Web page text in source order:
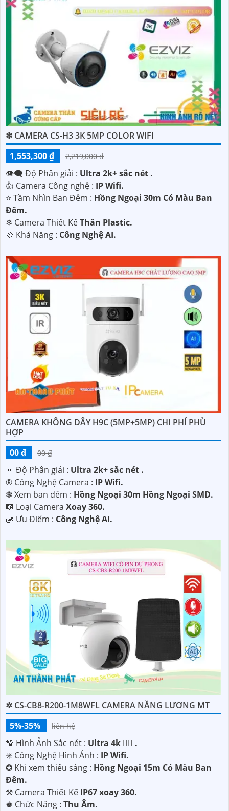
❇ CAMERA CS-H3 3K 5MP COLOR WIFI
1,553,300 ₫
2,219,000 ₫
👁️‍🗨 Độ Phân giải : Ultra 2k+ sắc nét .
👍 Camera Công nghệ : IP Wifi.
⭐ Tầm Nhìn Ban Đêm : Hồng Ngoại 30m Có Màu Ban
Ðêm.
❄ Camera Thiết KếThân Plastic.
️💠 Khả Năng : Công Nghệ AI.
CAMERA KHÔNG DÂY H9C (5MP+5MP) CHI PHÍ PHÙ
HỢP
00 ₫
00 ₫
🔅 Độ Phân giải : Ultra 2k+ sắc nét .
®️ Công Nghệ Camera : IP Wifi.
❃ Xem ban đêm : Hồng Ngoại 30m Hồng Ngoại SMD.
🎼️ Loại Camera Xoay 360.
️🛃 Ưu Điểm : Công Nghệ AI.
✲ CS-CB8-R200-1M8WFL CAMERA NĂNG LƯƠNG MT
5%-35%
liên hệ
💯 Hình Ảnh Sắc nét : Ultra 4k 👍🏾 .
✳️ Công Nghệ Hình Ảnh : IP Wifi.
✪ Khi xem thiếu sáng : Hồng Ngoại 15m Có Màu Ban
Ðêm.
⚒ Camera Thiết Kế IP67 xoay 360.
️♚ Chức Năng : Thu Âm.